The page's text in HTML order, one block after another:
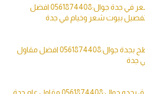
اسعار بيوت الشعر في جدة جوال:0561874408 افضل
بيوت شعر وخيام في جدة
شركة عزل اسطح بجدة جوال:0561874408 افضل مقاول
جدة
مقاول بناء ملاحق بجده جوال:0561874408 مقاول عام جدة